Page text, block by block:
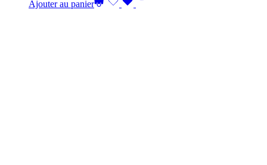
Ajouter au panier